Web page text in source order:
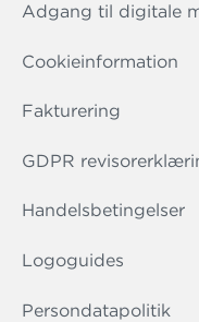
Adgang til digitale
Cookieinformation
Fakturering
GDPR
Handelsbetingelser
Logoguides
Persondatapolitik